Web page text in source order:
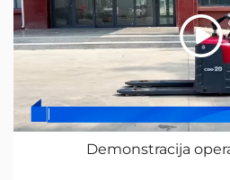
Demonstracija